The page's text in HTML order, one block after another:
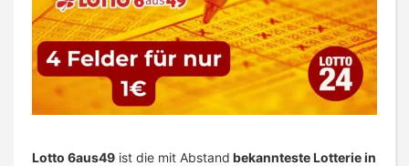
Lotto 6aus49 ist die mit Abstand bekannteste Lotterie in